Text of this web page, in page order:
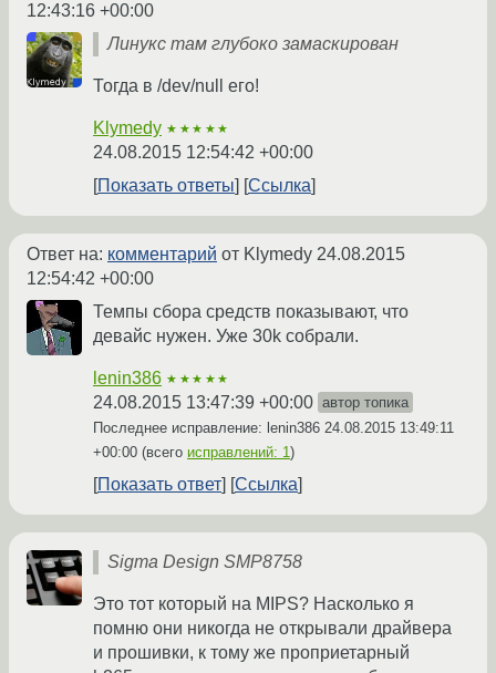
12:43:16 +00:00
Линукс там глубоко замаскирован
Тогда в /dev/null его!
Klymedy ★★★★★
24.08.2015 12:54:42 +00:00
Показать ответы
Ссылка
Ответ на: комментарий от Klymedy 24.08.2015
12:54:42 +00:00
Темпы сбора средств показывают, что
девайс нужен. Уже 30k собрали.
lenin386 ★★★★★
24.08.2015 13:47:39 +00:00 автор топика
Последнее исправление: lenin386 24.08.2015 13:49:11
+00:00 (всего исправлений: 1)
Показать ответ Ссылка
Sigma Design SMP8758
Это тот который на MIPS? Насколько я
помню они никогда не открывали драйвера
и прошивки, к тому же проприетарный